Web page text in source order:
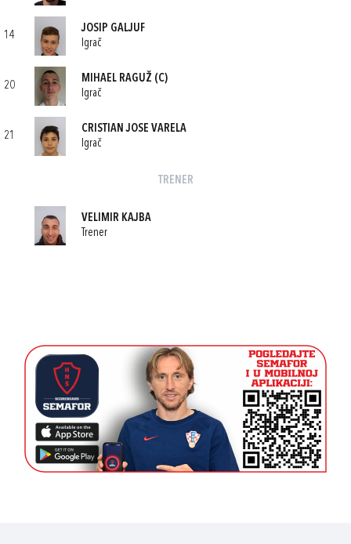
14
JOSIP GALJUF
Igrač
20
MIHAEL RAGUŽ (C)
Igrač
21
CRISTIAN JOSE VARELA
Igrač
TRENER
VELIMIR KAJBA
Trener